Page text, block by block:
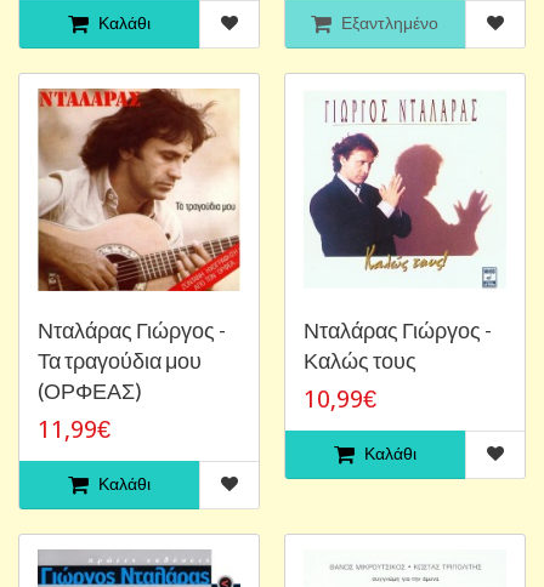
Καλάθι Εξαντλημένο
Νταλάρας Γιώργος -
Τα τραγούδια μου
(ΟΡΦΕΑΣ)
11,99€
Καλάθι
Νταλάρας Γιώργος -
Καλώς τους
10,99€
Καλάθι